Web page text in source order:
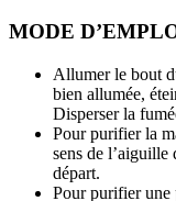
MODE
Allumer le bout
bien allumée,
Disperser la
Pour purifier la
sens de l’aiguille
départ.
Pour purifier une